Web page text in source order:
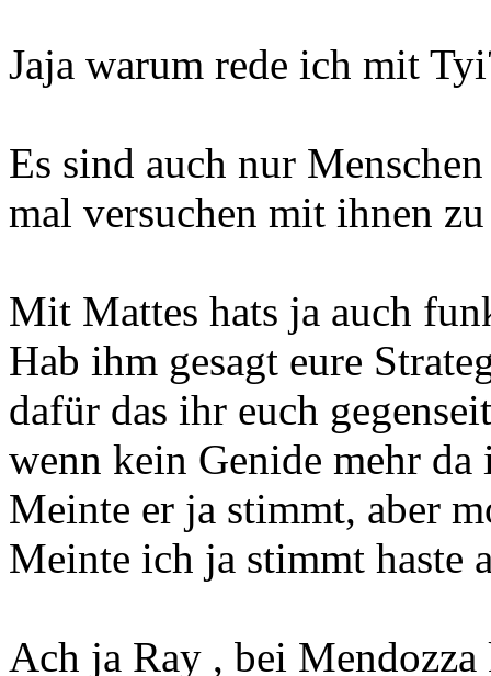
Jaja warum rede ich mit
Es sind auch nur
mal versuchen mit ihnen
Mit Mattes hats ja auch
Hab ihm gesagt eure
dafür das ihr euch
wenn kein Genide mehr da
Meinte er ja stimmt, aber
Meinte ich ja stimmt haste
Ach ja Ray , bei